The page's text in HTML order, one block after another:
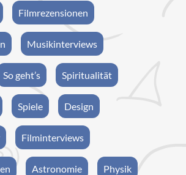
Filmrezensionen
Musikinterviews
So geht’s Spiritualität
Spiele Design
Filminterviews
Astronomie Physik